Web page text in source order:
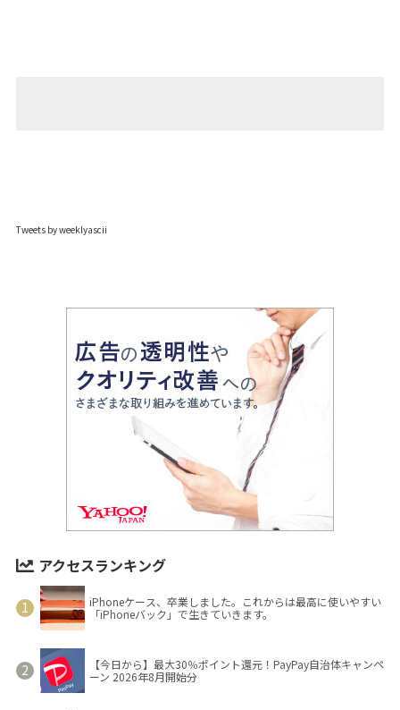
Tweets by weeklyascii
アクセスランキング
iPhoneケース、卒業しました。これからは最高に使いやすい
「iPhoneバック」で生きていきます。
【今日から】最大30％ポイント還元！PayPay自治体キャンペ
ーン 2026年8月開始分